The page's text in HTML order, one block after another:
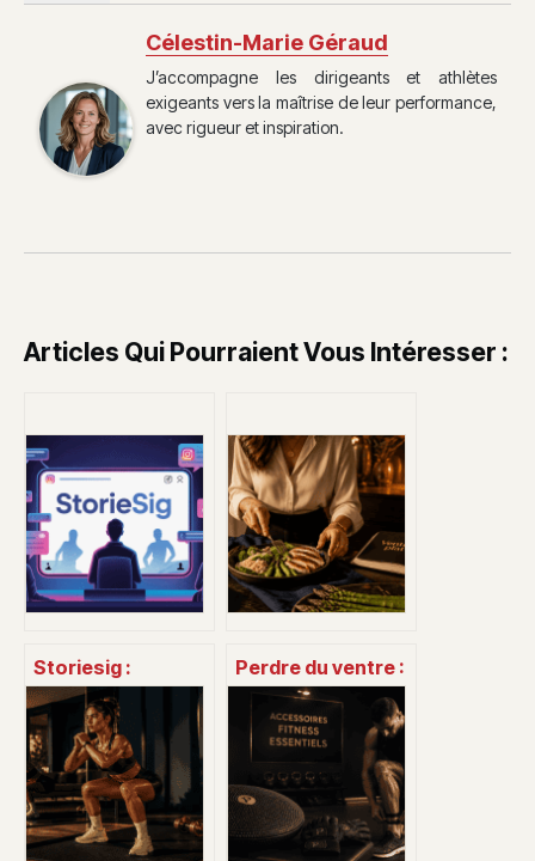
Célestin-Marie Géraud
J’accompagne les dirigeants et athlètes
exigeants vers la maîtrise de leur performance,
avec rigueur et inspiration.
Articles Qui Pourraient Vous Intéresser :
Storiesig :
comment voir les
stories instagram
en toute
discrétion
Perdre du ventre :
4 leviers
nutritionnels pour
déstocker
durablement